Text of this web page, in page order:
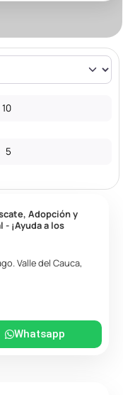
10
5
Adopción y
- ¡Ayuda a los
.Valle del Cauca,
Whatsapp